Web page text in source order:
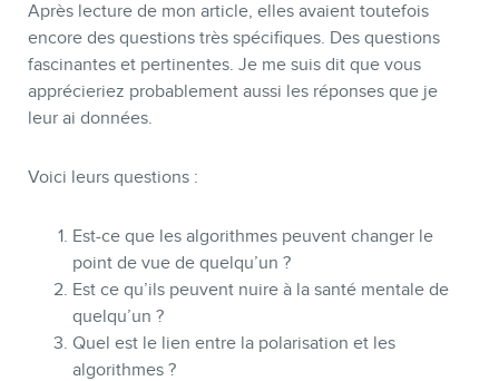
BOUTIQUE
Après lecture de mon article, elles avaient toutefois
encore des questions très spécifiques. Des questions
fascinantes et pertinentes. Je me suis dit que vous
apprécieriez probablement aussi les réponses que je
leur ai données.
Voici leurs questions :
Est-ce que les algorithmes peuvent changer le
point de vue de quelqu’un ?
Est ce qu’ils peuvent nuire à la santé mentale de
quelqu’un ?
Quel est le lien entre la polarisation et les
algorithmes ?